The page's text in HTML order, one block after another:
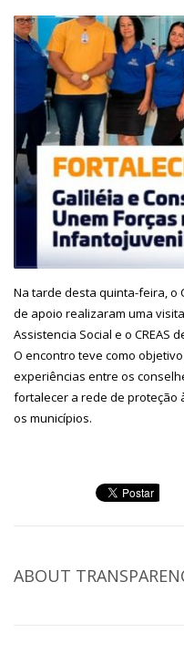
Na tarde desta quinta-feira, o
de apoio realizaram uma
Assistencia Social e o CREAS
O encontro teve como
experiências entre os
fortalecer a rede de proteção
os municípios.
ABOUT